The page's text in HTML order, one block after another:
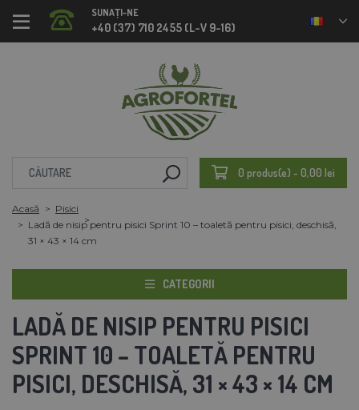
SUNAȚI-NE
+40 (37) 710 2455 (L-V 9-16)
0 produs(e) - 0,00 lei
Acasă
Pisici
Ladă de nisip pentru pisici Sprint 10 – toaletă pentru pisici, deschisă,
31 × 43 × 14 cm
CATEGORII
LADĂ DE NISIP PENTRU PISICI
SPRINT 10 – TOALETĂ PENTRU
PISICI, DESCHISĂ, 31 × 43 × 14 CM